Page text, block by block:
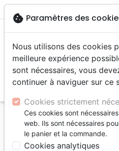
menu
Accueil Bibles
NEG
Bible Segond NEG, de
souple, flexa
cookie Paramètres des
Nous utilisons des cookies
meilleure expérience
sont nécessaires, vous
continuer à naviguer sur ce
Cookies strictement
Ces cookies sont
web. Ils sont nécessaires
le panier et la commande.
Cookies analytiques